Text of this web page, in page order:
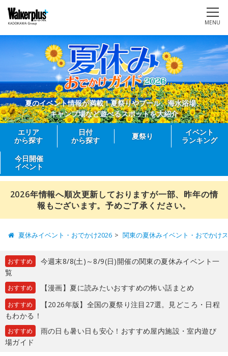
MENU
夏のイベント情報が満載！夏祭りやプール、海水浴場、
キャンプ場など遊べるスポットを大紹介
エリア
から探す
日付
から探す
夏祭り
イベント
ランキング
今日開催
イベント
2026年情報へ順次更新しておりますが一部、昨年の情
報もございます。予めご了承ください。
夏休みイベント・おでかけ2026 関東の夏休みイベント・おでかけ
おすすめ
今週末8/8(土)～8/9(日)開催の関東の夏休みイベント一
覧
おすすめ 【漫画】夏に読みたいおすすめの怖い話まとめ
おすすめ
【2026年版】全国の夏祭り注目27選。見どころ・日程
もわかる！
おすすめ
雨の日も暑い日も安心！おすすめ屋内施設・室内遊び
場ガイド